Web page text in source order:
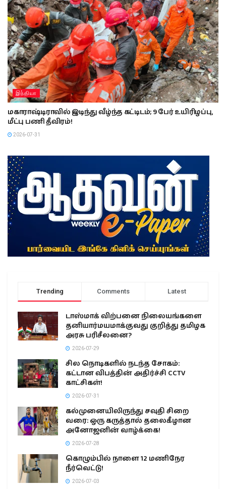
இந்தியா
மகாராஷ்டிராவில் இடிந்து வீழ்ந்த கட்டிடம்; 9 பேர் உயிரிழப்பு,
மீட்பு பணி தீவிரம்!
2026-07-31
Trending Comments Latest
டாஸ்மாக் விற்பனை நிலையங்களை
தனியார்மயமாக்குவது குறித்து தமிழக
அரசு பரிசீலனை?
2026-07-29
சில நொடிகளில் நடந்த சோகம்:
கட்டான விபத்தின் அதிர்ச்சி CCTV
காட்சிகள்!
2026-07-31
கல்முனையிலிருந்து சவுதி சிறை
வரை: ஒரு கருத்தால் தலைகீழான
அனோஜனின் வாழ்க்கை!
2026-07-28
கொழும்பில் நாளை 12 மணிநேர
நீர்வெட்டு!
2026-07-03